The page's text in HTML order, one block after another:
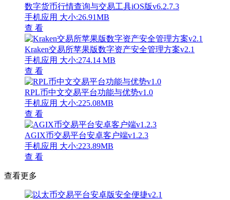
数字货币行情查询与交易工具iOS版v6.2.7.3
手机应用 大小:26.91MB
查 看
Kraken交易所苹果版数字资产安全管理方案v2.1
手机应用 大小:274.14 MB
查 看
RPL币中文交易平台功能与优势v1.0
手机应用 大小:225.08MB
查 看
AGIX币交易平台安卓客户端v1.2.3
手机应用 大小:223.89MB
查 看
查看更多